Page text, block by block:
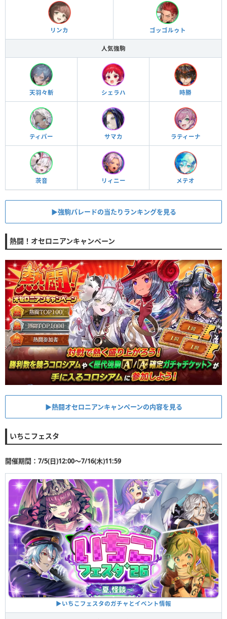
リンカ ゴッゴルゥト
人気強駒
天羽々斬 シェラハ 時勝
ティパー サマカ ラティーナ
茨音 リィニー メテオ
▶︎強駒パレードの当たりランキングを見る
熱闘！オセロニアンキャンペーン
▶︎熱闘オセロニアンキャンペーンの内容を見る
いちこフェスタ
開催期間：7/5(日)12:00〜7/16(木)11:59
▶︎いちこフェスタのガチャとイベント情報